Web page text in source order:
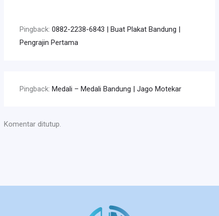
Pingback:0882-2238-6843 | Buat Plakat Bandung |
Pengrajin Pertama
Pingback:Medali – Medali Bandung | Jago Motekar
Komentar ditutup.